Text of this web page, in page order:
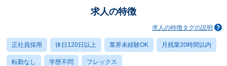
求人の特徴
求人の特徴タグの説明
正社員採用 休日120日以上 業界未経験OK 月残業20時間以内
転勤なし 学歴不問 フレックス